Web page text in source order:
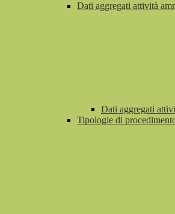
Dati aggregati attività
Dati aggregati
Tipologie di